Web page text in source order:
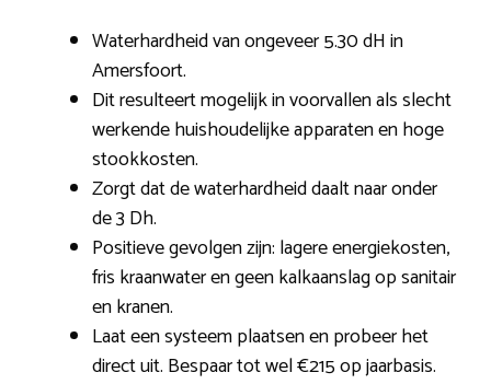
Waterhardheid van ongeveer 5.30 dH in
Amersfoort.
Dit resulteert mogelijk in voorvallen als slecht
werkende huishoudelijke apparaten en hoge
stookkosten.
Zorgt dat de waterhardheid daalt naar onder
de 3 Dh.
Positieve gevolgen zijn: lagere energiekosten,
fris kraanwater en geen kalkaanslag op sanitair
en kranen.
Laat een systeem plaatsen en probeer het
direct uit. Bespaar tot wel €215 op jaarbasis.